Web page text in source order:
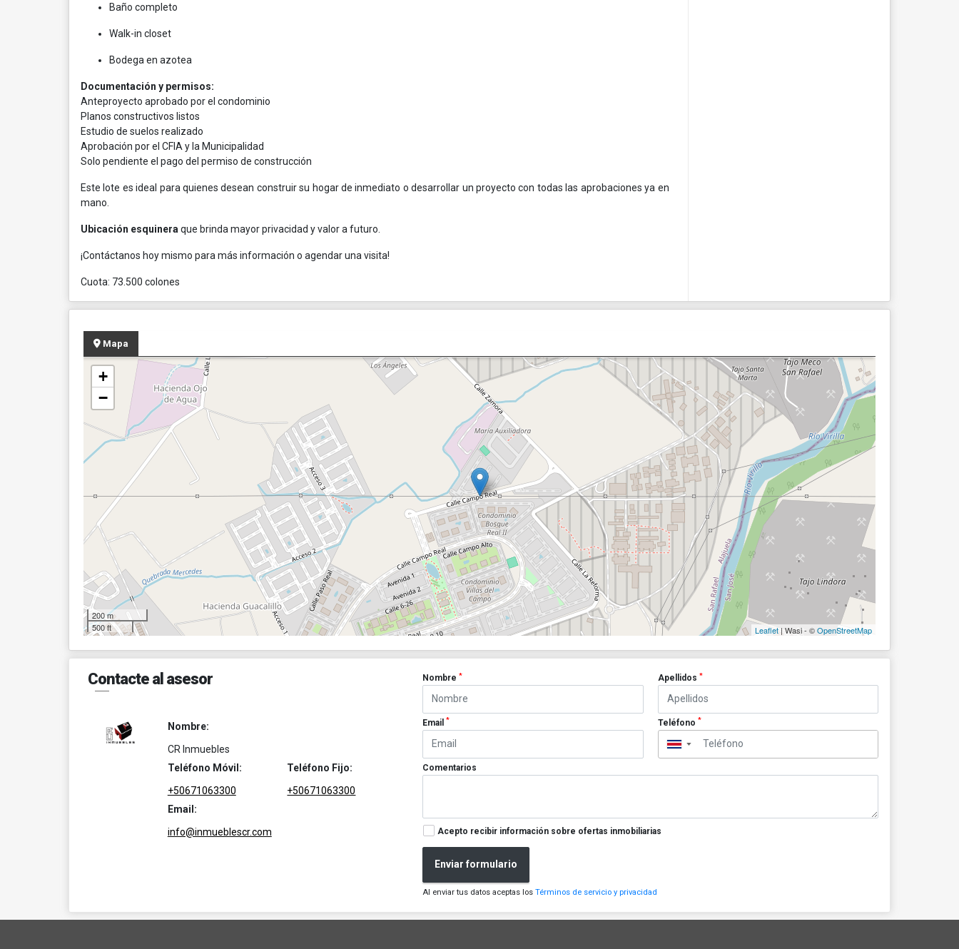
Baño completo
Walk-in closet
Bodega en azotea
Documentación y permisos:
Anteproyecto aprobado por el condominio
Planos constructivos listos
Estudio de suelos realizado
Aprobación por el CFIA y la Municipalidad
Solo pendiente el pago del permiso de construcción
Este lote es ideal para quienes desean construir su hogar de inmediato o desarrollar un proyecto con todas las aprobaciones ya en
mano.
Ubicación esquinera que brinda mayor privacidad y valor a futuro.
¡Contáctanos hoy mismo para más información o agendar una visita!
Cuota: 73.500 colones
Mapa
+
−
200 m
500 ft
Leaflet | Wasi - ©OpenStreetMap
Contacte al asesor
Nombre:
CR Inmuebles
Teléfono Móvil:
+50671063300
Teléfono Fijo:
+50671063300
Email:
info@inmueblescr.com
Nombre* Apellidos *
Email* Teléfono *
▼
Comentarios
Acepto recibir información sobre ofertas inmobiliarias
Enviar formulario
Al enviar tus datos aceptas losTérminos de servicio y privacidad